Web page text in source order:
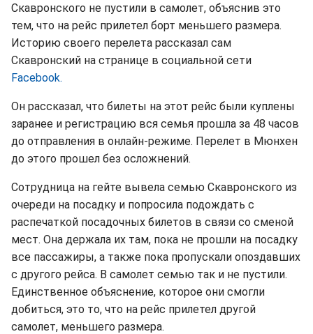
Скавронского не пустили в самолет, объяснив это
тем, что на рейс прилетел борт меньшего размера.
Историю своего перелета рассказал сам
Скавронский на странице в социальной сети
Facebook.
Он рассказал, что билеты на этот рейс были куплены
заранее и регистрацию вся семья прошла за 48 часов
до отправления в онлайн-режиме. Перелет в Мюнхен
до этого прошел без осложнений.
Сотрудница на гейте вывела семью Скавронского из
очереди на посадку и попросила подождать с
распечаткой посадочных билетов в связи со сменой
мест. Она держала их там, пока не прошли на посадку
все пассажиры, а также пока пропускали опоздавших
с другого рейса. В самолет семью так и не пустили.
Единственное объяснение, которое они смогли
добиться, это то, что на рейс прилетел другой
самолет, меньшего размера.